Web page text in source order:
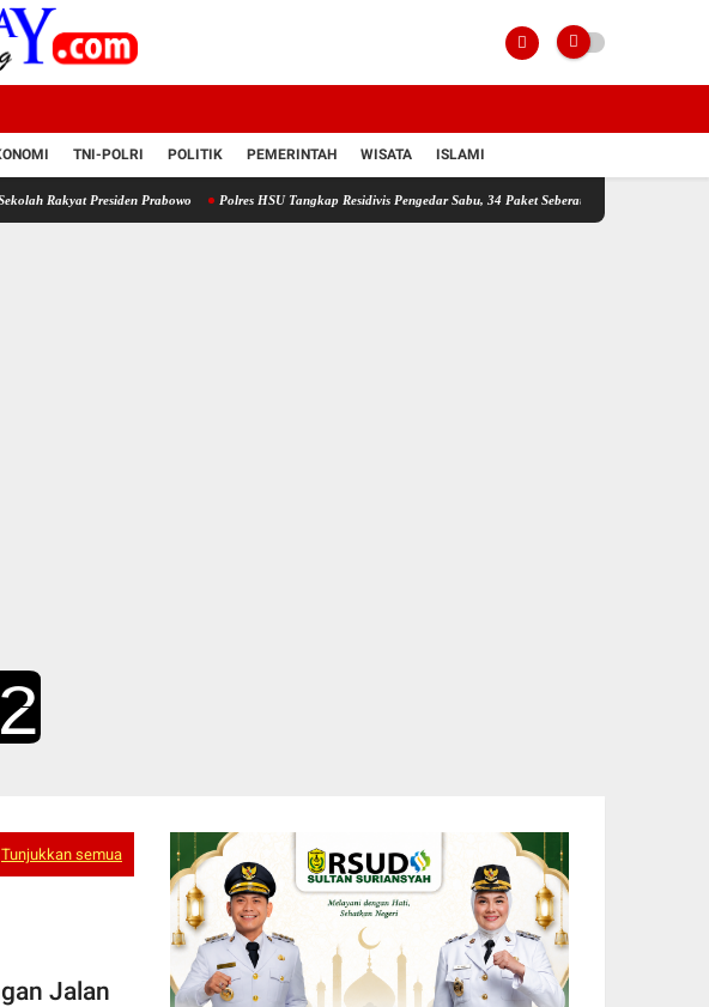
TNI-POLRI POLITIK PEMERINTAH WISATA ISLAMI
Presiden Prabowo Polres HSU Tangkap Residivis Pengedar Sabu, 34 Paket Seberat 6,38 Gram Disita
Tunjukkan semua
Jalan